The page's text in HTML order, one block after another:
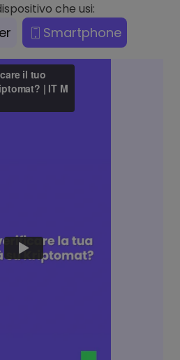
che usi:
Smartphone